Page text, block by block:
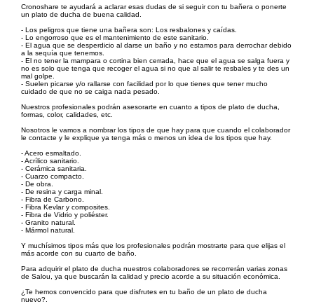
Cronoshare te ayudará a aclarar esas dudas de si seguir con tu bañera o ponerte
un plato de ducha de buena calidad.
- Los peligros que tiene una bañera son: Los resbalones y caídas.
- Lo engorroso que es el mantenimiento de este sanitario.
- El agua que se desperdicio al darse un baño y no estamos para derrochar debido
a la sequía que tenemos.
- El no tener la mampara o cortina bien cerrada, hace que el agua se salga fuera y
no es solo que tenga que recoger el agua si no que al salir te resbales y te des un
mal golpe.
- Suelen picarse y/o rallarse con facilidad por lo que tienes que tener mucho
cuidado de que no se caiga nada pesado.
Nuestros profesionales podrán asesorarte en cuanto a tipos de plato de ducha,
formas, color, calidades, etc.
Nosotros le vamos a nombrar los tipos de que hay para que cuando el colaborador
le contacte y le explique ya tenga más o menos un idea de los tipos que hay.
- Acero esmaltado.
- Acrílico sanitario.
- Cerámica sanitaria.
- Cuarzo compacto.
- De obra.
- De resina y carga minal.
- Fibra de Carbono.
- Fibra Kevlar y composites.
- Fibra de Vidrio y poliéster.
- Granito natural.
- Mármol natural.
Y muchísimos tipos más que los profesionales podrán mostrarte para que elijas el
más acorde con su cuarto de baño.
Para adquirir el plato de ducha nuestros colaboradores se recorrerán varias zonas
de Salou, ya que buscarán la calidad y precio acorde a su situación económica.
¿Te hemos convencido para que disfrutes en tu baño de un plato de ducha
nuevo?.